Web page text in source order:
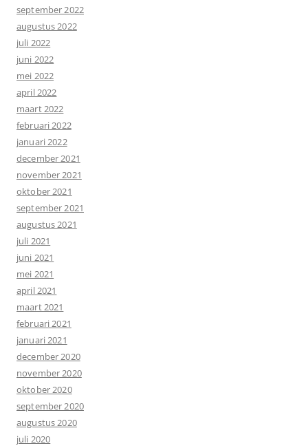
september 2022
augustus 2022
juli 2022
juni 2022
mei 2022
april 2022
maart 2022
februari 2022
januari 2022
december 2021
november 2021
oktober 2021
september 2021
augustus 2021
juli 2021
juni 2021
mei 2021
april 2021
maart 2021
februari 2021
januari 2021
december 2020
november 2020
oktober 2020
september 2020
augustus 2020
juli 2020